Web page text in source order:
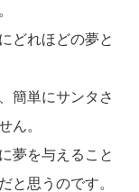
どれほどの夢と
簡単にサンタさ
ん。
夢を与えること
と思うのです。